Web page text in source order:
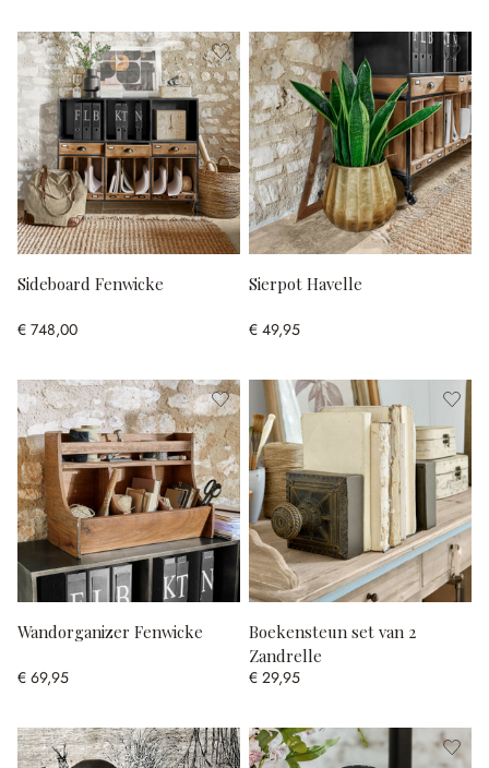
Sideboard Fenwicke
€ 748,00
Sierpot Havelle
€ 49,95
Wandorganizer Fenwicke
€ 69,95
Boekensteun set van 2
Zandrelle
€ 29,95